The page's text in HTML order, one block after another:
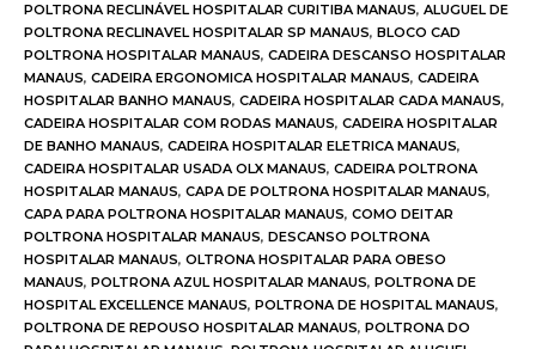
POLTRONA RECLINÁVEL HOSPITALAR CURITIBA MANAUS, ALUGUEL DE
POLTRONA RECLINAVEL HOSPITALAR SP MANAUS, BLOCO CAD
POLTRONA HOSPITALAR MANAUS, CADEIRA DESCANSO HOSPITALAR
MANAUS, CADEIRA ERGONOMICA HOSPITALAR MANAUS, CADEIRA
HOSPITALAR BANHO MANAUS, CADEIRA HOSPITALAR CADA MANAUS,
CADEIRA HOSPITALAR COM RODAS MANAUS, CADEIRA HOSPITALAR
DE BANHO MANAUS, CADEIRA HOSPITALAR ELETRICA MANAUS,
CADEIRA HOSPITALAR USADA OLX MANAUS, CADEIRA POLTRONA
HOSPITALAR MANAUS, CAPA DE POLTRONA HOSPITALAR MANAUS,
CAPA PARA POLTRONA HOSPITALAR MANAUS, COMO DEITAR
POLTRONA HOSPITALAR MANAUS, DESCANSO POLTRONA
HOSPITALAR MANAUS, OLTRONA HOSPITALAR PARA OBESO
MANAUS, POLTRONA AZUL HOSPITALAR MANAUS, POLTRONA DE
HOSPITAL EXCELLENCE MANAUS, POLTRONA DE HOSPITAL MANAUS,
POLTRONA DE REPOUSO HOSPITALAR MANAUS, POLTRONA DO